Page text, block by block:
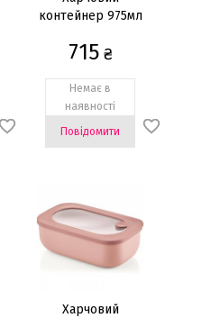
контейнер 975мл
715₴
Немає в
наявності
Повідомити
Харчовий